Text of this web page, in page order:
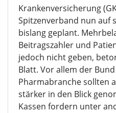
Vor diesem Hintergrund
immensen Finanzlücken
Krankenversicherung
Spitzenverband nun auf
bislang geplant.
Beitragszahler und
jedoch nicht geben,
Blatt. Vor allem der
Pharmabranche sollten